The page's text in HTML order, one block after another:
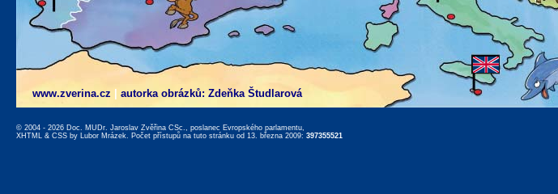
www.zverina.cz autorka obrázků: Zdeňka Študlarová
© 2004 - 2026 Doc. MUDr. Jaroslav Zvěřina CSc., poslanec Evropského parlamentu,
XHTML & CSS by Lubor Mrázek. Počet přístupů na tuto stránku od 13. března 2009: 397355521